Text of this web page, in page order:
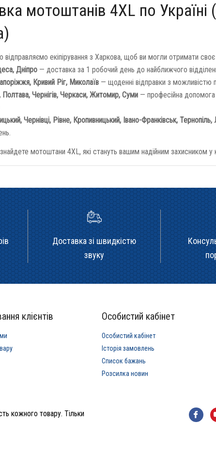
мотоштанів 4XL по
відправляємо екіпірування з Харкова, щоб ви могли отримати
Дніпро — доставка за 1 робочий день до найближчого
Кривий Ріг, Миколаїв — щоденні відправки з можливістю
Полтава, Чернігів, Черкаси, Житомир, Суми — професійна
Чернівці, Рівне, Кропивницький, Івано-Франківськ, Тернопіль,
мотоштани 4XL, які стануть вашим надійним захисником у
Доставка зі швидкістю
звуку
клієнтів Особистий кабінет
Особистий кабінет
Історія замовлень
Список бажань
Розсилка новин
кожного товару. Тільки